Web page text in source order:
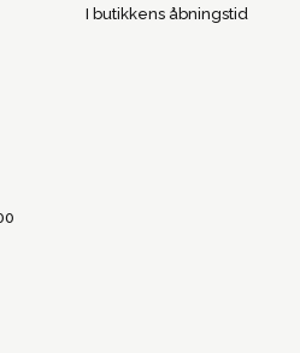
I butikkens åbningstid